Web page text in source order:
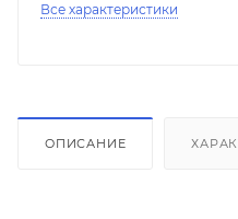
Все характеристики
ОПИСАНИЕ